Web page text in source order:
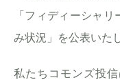
「フィディーシャ
み状況」を公表いた
私たちコモンズ投